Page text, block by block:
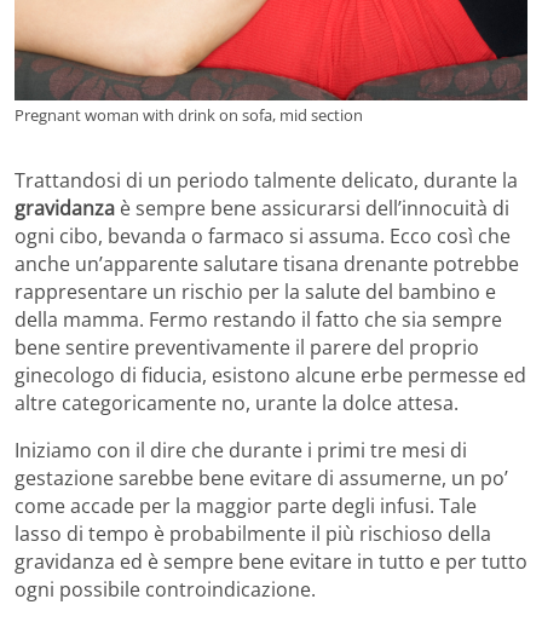
Pregnant woman with drink on sofa, mid section
Trattandosi di un periodo talmente delicato, durante la
gravidanza è sempre bene assicurarsi dell’innocuità di
ogni cibo, bevanda o farmaco si assuma. Ecco così che
anche un’apparente salutare tisana drenante potrebbe
rappresentare un rischio per la salute del bambino e
della mamma. Fermo restando il fatto che sia sempre
bene sentire preventivamente il parere del proprio
ginecologo di fiducia, esistono alcune erbe permesse ed
altre categoricamente no, urante la dolce attesa.
Iniziamo con il dire che durante i primi tre mesi di
gestazione sarebbe bene evitare di assumerne, un po’
come accade per la maggior parte degli infusi. Tale
lasso di tempo è probabilmente il più rischioso della
gravidanza ed è sempre bene evitare in tutto e per tutto
ogni possibile controindicazione.